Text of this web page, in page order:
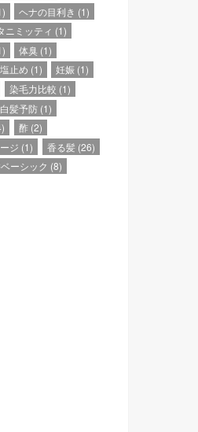
ヘナの目利き (1)
ニミッティ (1)
体臭 (1)
塩止め (1) 妊娠(1)
染毛力比較 (1)
白髪予防(1)
酢(2)
ジ (1) 香る髪(26)
ーシック (8)